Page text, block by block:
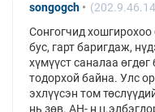
songogch
Сонгогчид
бус, гарт баригдаж,
хүмүүст саналаа
тодорхой байна. Улс
эхлүүсэн том
нь зөв. АН- н